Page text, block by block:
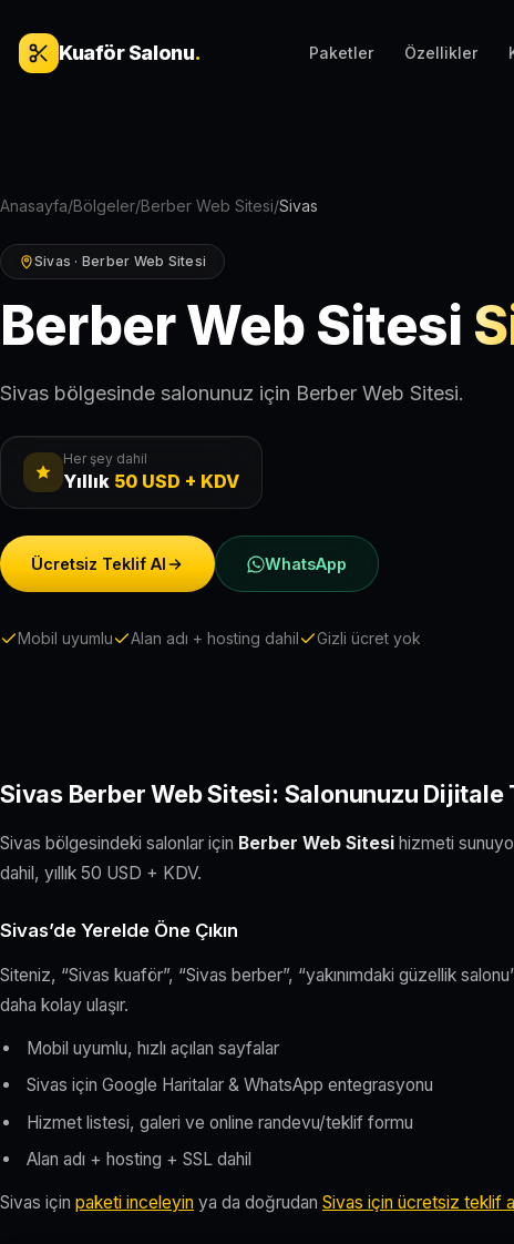
Kuaför Salonu. Paketler Özellikler
Anasayfa/Bölgeler/Berber Web Sitesi/Sivas
Sivas · Berber Web Sitesi
Berber Web Sitesi
Sivas bölgesinde salonunuz için Berber Web Sitesi.
Her şey dahil
Yıllık 50 USD + KDV
Ücretsiz Teklif Al WhatsApp
Mobil uyumlu Alan adı + hosting dahil Gizli ücret yok
Sivas Berber Web Sitesi: Salonunuzu Dijitale
Sivas bölgesindeki salonlar için Berber Web Sitesi hizmeti
dahil, yıllık 50 USD + KDV.
Sivas’de Yerelde Öne Çıkın
Siteniz, “Sivas kuaför”, “Sivas berber”, “yakınımdaki güzellik
daha kolay ulaşır.
Mobil uyumlu, hızlı açılan sayfalar
Sivas için Google Haritalar & WhatsApp entegrasyonu
Hizmet listesi, galeri ve online randevu/teklif formu
Alan adı + hosting + SSL dahil
Sivas için paketi inceleyin ya da doğrudan Sivas için ücretsiz teklif